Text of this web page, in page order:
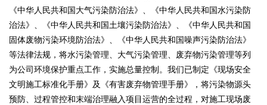
《中华人民共和国大气污染防治法》、《中华人民共和国水污染防
治法》、《中华人民共和国土壤污染防治法》、《中华人民共和国
固体废物污染环境防治法》、《中华人民共和国噪声污染防治法》
等法律法规，将水污染管理、大气污染管理、废弃物污染管理等列
为公司环境保护重点工作，实施总量控制。我们已制定《现场安全
文明施工标准化手册》及《有害废弃物管理手册》，将污染物源头
预防、过程管控和末端治理融入项目运营的全过程，对施工现场废